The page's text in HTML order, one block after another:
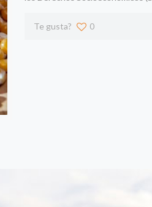
Te gusta? 0